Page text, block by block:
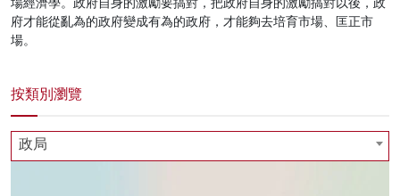
府才能從亂為的政府變成有為的政府，才能夠去培育市場、匡正市
場。
按類別瀏覽
政局